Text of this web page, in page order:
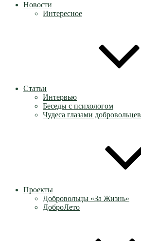
Новости
Интересное
Статьи
Интервью
Беседы с психологом
Чудеса глазами добровольцев
Проекты
Добровольцы «За Жизнь»
ДоброЛето